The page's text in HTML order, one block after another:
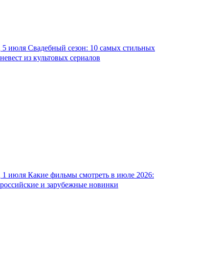
5 июля Свадебный сезон: 10 самых стильных
невест из культовых сериалов
1 июля Какие фильмы смотреть в июле 2026:
российские и зарубежные новинки